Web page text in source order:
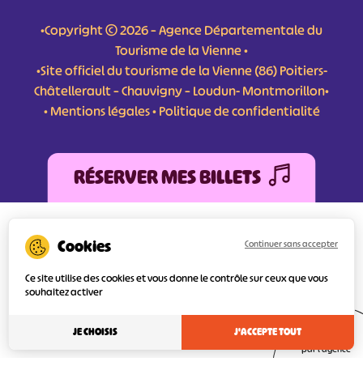
•Copyright © 2026 – Agence Départementale du
Tourisme de la Vienne •
•Site officiel du tourisme de la Vienne (86) Poitiers-
Châtellerault – Chauvigny – Loudun- Montmorillon•
•Mentions légales•Politique de confidentialité
RÉSERVER MES BILLETS
l’Europe au titre du FEDER (Fonds Européen de développement Régional) pour
l’amélioration et la structuration des services numériques pour une meilleure
d’orienter au mieux le visiteur.
par l'agence
Ce site utilise des cookies et vous donne le contrôle sur ceux que vous
souhaitez activer
J'ACCEPTE TOUT
Continuer sans accepter
JE CHOISIS